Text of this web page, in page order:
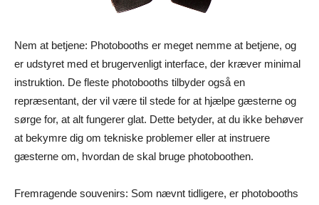
Nem at betjene: Photobooths er meget nemme at betjene, og
er udstyret med et brugervenligt interface, der kræver minimal
instruktion. De fleste photobooths tilbyder også en
repræsentant, der vil være til stede for at hjælpe gæsterne og
sørge for, at alt fungerer glat. Dette betyder, at du ikke behøver
at bekymre dig om tekniske problemer eller at instruere
gæsterne om, hvordan de skal bruge photoboothen.
Fremragende souvenirs: Som nævnt tidligere, er photobooths